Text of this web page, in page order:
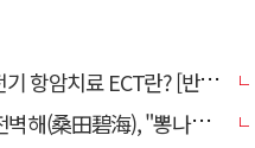
ECT란? [반려동물 건강톡톡]
"뽕나무밭이 푸른 바다가 되었다."